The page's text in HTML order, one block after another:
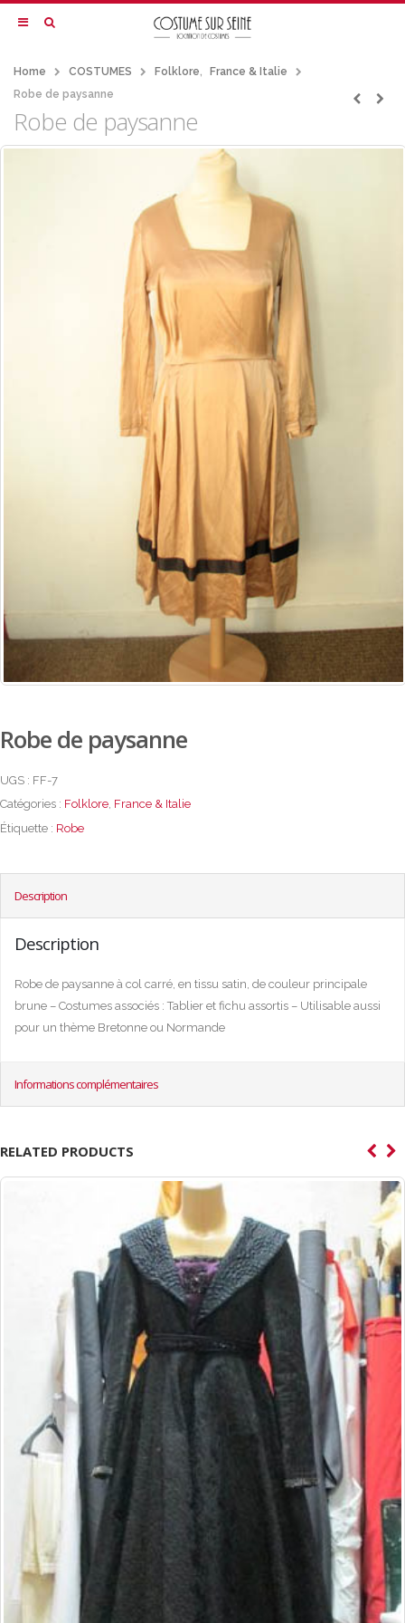
Home COSTUMES Folklore,
France & Italie
Robe de paysanne
Robe de paysanne
Robe de paysanne
UGS : FF-7
Catégories : Folklore, France & Italie
Étiquette : Robe
Description
Description
Robe de paysanne à col carré, en tissu satin, de couleur principale
brune – Costumes associés : Tablier et fichu assortis – Utilisable aussi
pour un thème Bretonne ou Normande
Informations complémentaires
RELATED PRODUCTS